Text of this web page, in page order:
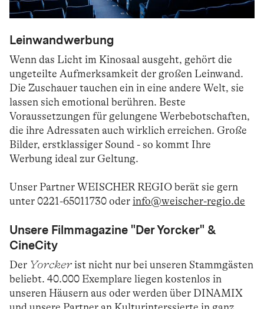
Leinwandwerbung
Wenn das Licht im Kinosaal ausgeht, gehört die
ungeteilte Aufmerksamkeit der großen Leinwand.
Die Zuschauer tauchen ein in eine andere Welt, sie
lassen sich emotional berühren. Beste
Voraussetzungen für gelungene Werbebotschaften,
die ihre Adressaten auch wirklich erreichen. Große
Bilder, erstklassiger Sound - so kommt Ihre
Werbung ideal zur Geltung.
Unser Partner WEISCHER REGIO berät sie gern
unter 0221-65011730 oder info@weischer-regio.de
Unsere Filmmagazine "Der Yorcker" &
CineCity
Der Yorcker ist nicht nur bei unseren Stammgästen
beliebt. 40.000 Exemplare liegen kostenlos in
unseren Häusern aus oder werden über DINAMIX